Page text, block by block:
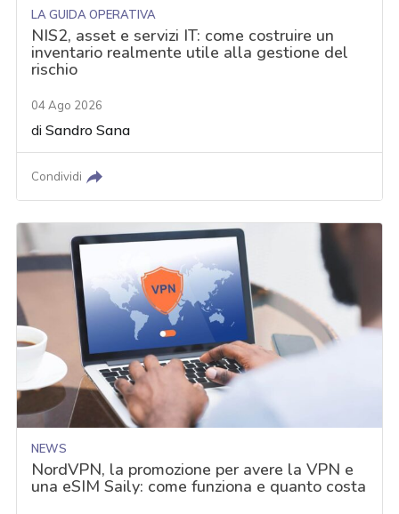
LA GUIDA OPERATIVA
NIS2, asset e servizi IT: come costruire un
inventario realmente utile alla gestione del
rischio
04 Ago 2026
diSandro Sana
Condividi
NEWS
NordVPN, la promozione per avere la VPN e
una eSIM Saily: come funziona e quanto costa